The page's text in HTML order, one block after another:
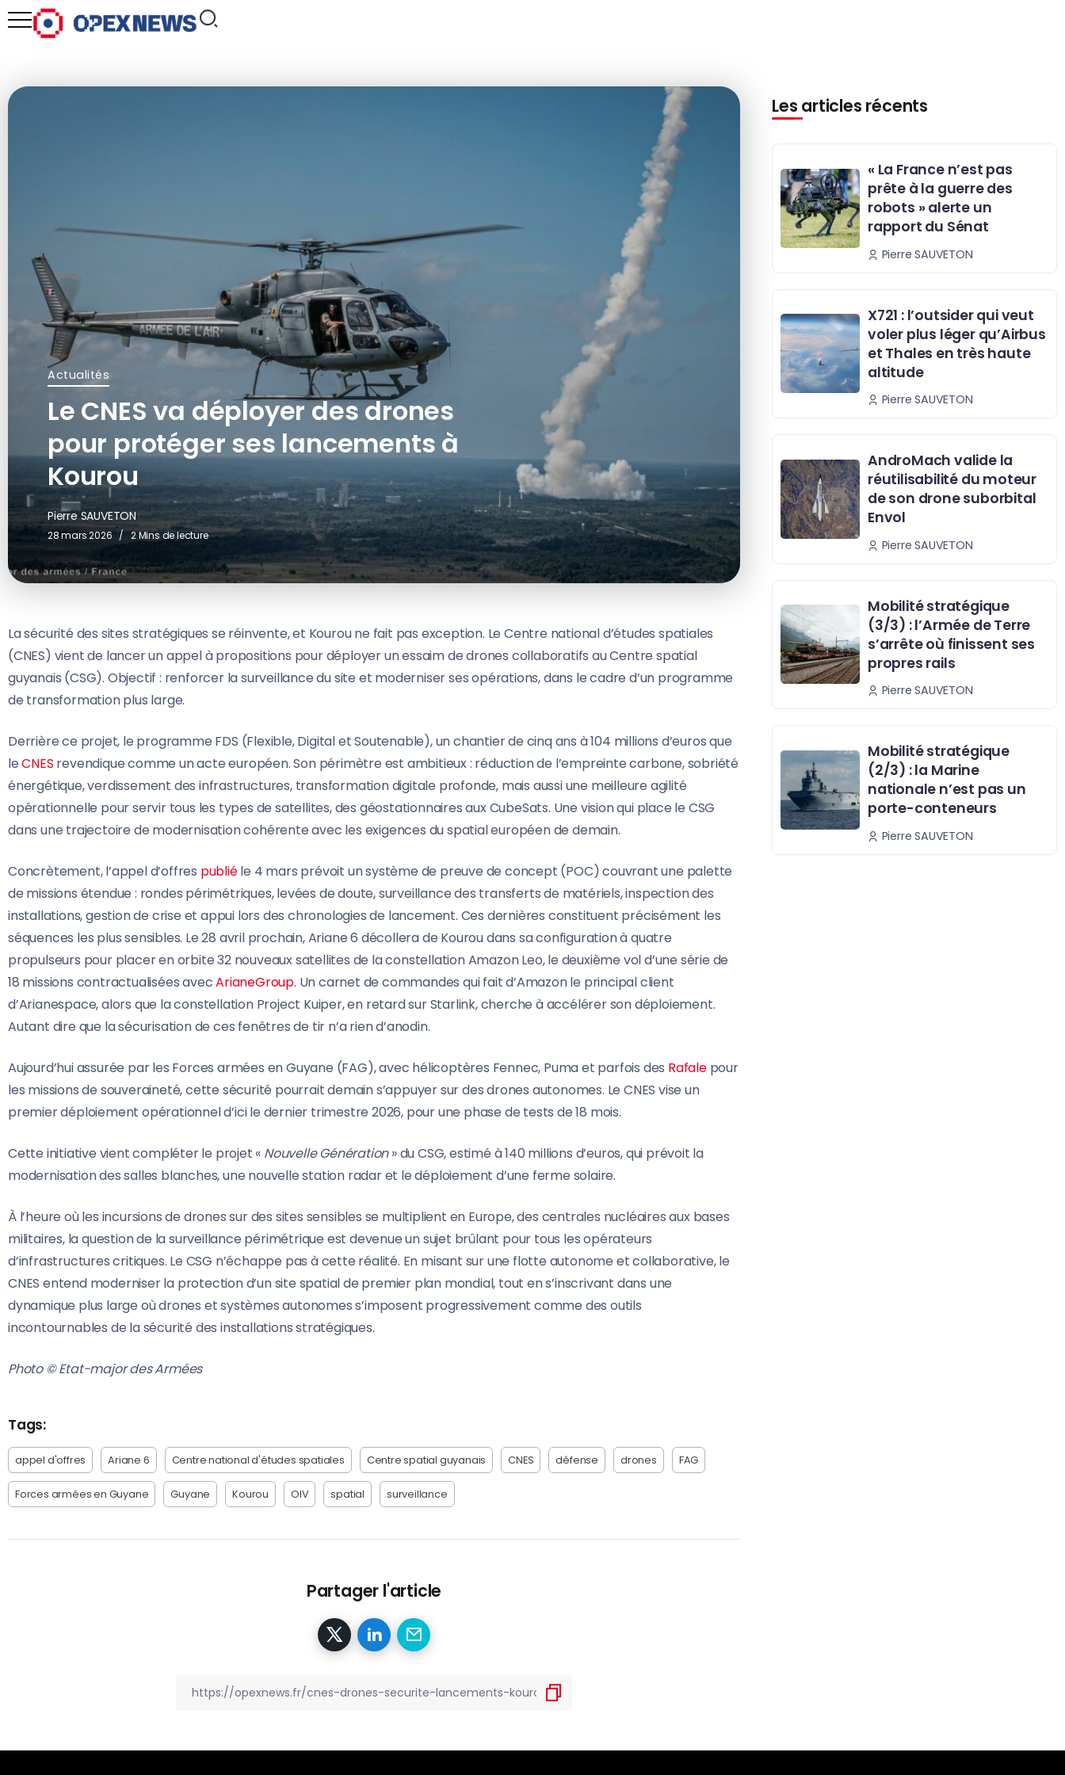
Actualités
Le CNES va déployer des drones
pour protéger ses lancements à
Kourou
Pierre SAUVETON
28 mars 2026 2 Mins de lecture
La sécurité des sites stratégiques se réinvente, et Kourou ne fait pas exception. Le Centre national d’études spatiales
(CNES) vient de lancer un appel à propositions pour déployer un essaim de drones collaboratifs au Centre spatial
guyanais (CSG). Objectif : renforcer la surveillance du site et moderniser ses opérations, dans le cadre d’un programme
de transformation plus large.
Derrière ce projet, le programme FDS (Flexible, Digital et Soutenable), un chantier de cinq ans à 104 millions d’euros que
leCNES revendique comme un acte européen. Son périmètre est ambitieux : réduction de l’empreinte carbone, sobriété
énergétique, verdissement des infrastructures, transformation digitale profonde, mais aussi une meilleure agilité
opérationnelle pour servir tous les types de satellites, des géostationnaires aux CubeSats. Une vision qui place le CSG
dans une trajectoire de modernisation cohérente avec les exigences du spatial européen de demain.
Concrètement, l’appel d’offres publiéle 4 mars prévoit un système de preuve de concept (POC) couvrant une palette
de missions étendue : rondes périmétriques, levées de doute, surveillance des transferts de matériels, inspection des
installations, gestion de crise et appui lors des chronologies de lancement. Ces dernières constituent précisément les
séquences les plus sensibles. Le 28 avril prochain, Ariane 6 décollera de Kourou dans sa configuration à quatre
propulseurs pour placer en orbite 32 nouveaux satellites de la constellation Amazon Leo, le deuxième vol d’une série de
18 missions contractualisées avecArianeGroup. Un carnet de commandes qui fait d’Amazon le principal client
d’Arianespace, alors que la constellation Project Kuiper, en retard sur Starlink, cherche à accélérer son déploiement.
Autant dire que la sécurisation de ces fenêtres de tir n’a rien d’anodin.
Aujourd’hui assurée par les Forces armées en Guyane (FAG), avec hélicoptères Fennec, Puma et parfois des Rafalepour
les missions de souveraineté, cette sécurité pourrait demain s’appuyer sur des drones autonomes. Le CNES vise un
premier déploiement opérationnel d’ici le dernier trimestre 2026, pour une phase de tests de 18 mois.
Cette initiative vient compléter le projet « Nouvelle Génération» du CSG, estimé à 140 millions d’euros, qui prévoit la
modernisation des salles blanches, une nouvelle station radar et le déploiement d’une ferme solaire.
À l’heure où les incursions de drones sur des sites sensibles se multiplient en Europe, des centrales nucléaires aux bases
militaires, la question de la surveillance périmétrique est devenue un sujet brûlant pour tous les opérateurs
d’infrastructures critiques. Le CSG n’échappe pas à cette réalité. En misant sur une flotte autonome et collaborative, le
CNES entend moderniser la protection d’un site spatial de premier plan mondial, tout en s’inscrivant dans une
dynamique plus large où drones et systèmes autonomes s’imposent progressivement comme des outils
incontournables de la sécurité des installations stratégiques.
Photo © Etat-major des Armées
Tags:
appel d'offres Ariane 6 Centre national d'études spatiales Centre spatial guyanais CNES défense drones FAG
Forces armées en Guyane Guyane Kourou OIV spatial surveillance
Partager l'article
Les articles récents
« La France n’est pas
prête à la guerre des
robots » alerte un
rapport du Sénat
Pierre SAUVETON
X721 : l’outsider qui veut
voler plus léger qu’Airbus
et Thales en très haute
altitude
Pierre SAUVETON
AndroMach valide la
réutilisabilité du moteur
de son drone suborbital
Envol
Pierre SAUVETON
Mobilité stratégique
(3/3) : l’Armée de Terre
s’arrête où finissent ses
propres rails
Pierre SAUVETON
Mobilité stratégique
(2/3) : la Marine
nationale n’est pas un
porte-conteneurs
Pierre SAUVETON